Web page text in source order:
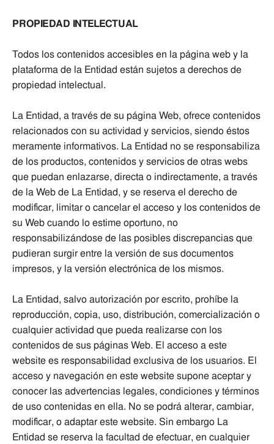
PROPIEDAD INTELECTUAL
Todos los contenidos accesibles en la página web y la
plataforma de la Entidad están sujetos a derechos de
propiedad intelectual.
La Entidad, a través de su página Web, ofrece contenidos
relacionados con su actividad y servicios, siendo éstos
meramente informativos. La Entidad no se responsabiliza
de los productos, contenidos y servicios de otras webs
que puedan enlazarse, directa o indirectamente, a través
de la Web de La Entidad, y se reserva el derecho de
modificar, limitar o cancelar el acceso y los contenidos de
su Web cuando lo estime oportuno, no
responsabilizándose de las posibles discrepancias que
pudieran surgir entre la versión de sus documentos
impresos, y la versión electrónica de los mismos.
La Entidad, salvo autorización por escrito, prohíbe la
reproducción, copia, uso, distribución, comercialización o
cualquier actividad que pueda realizarse con los
contenidos de sus páginas Web. El acceso a este
website es responsabilidad exclusiva de los usuarios. El
acceso y navegación en este website supone aceptar y
conocer las advertencias legales, condiciones y términos
de uso contenidas en ella. No se podrá alterar, cambiar,
modificar, o adaptar este website. Sin embargo La
Entidad se reserva la facultad de efectuar, en cualquier